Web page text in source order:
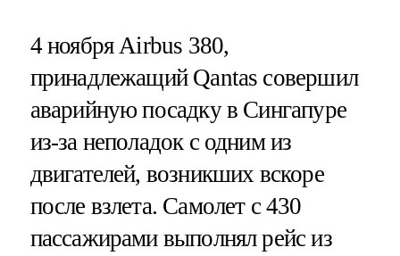
4 ноября Airbus 380,
принадлежащий Qantas совершил
аварийную посадку в Сингапуре
из-за неполадок с одним из
двигателей, возникших вскоре
после взлета. Самолет с 430
пассажирами выполнял рейс из